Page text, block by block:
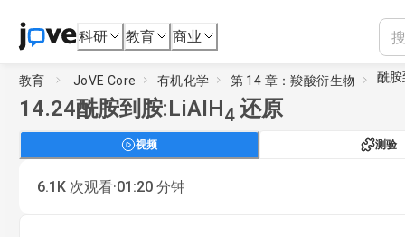
科研 教育 商业
教育 JoVE Core 有机化学 第 14 章：羧酸衍生物 酰
14.24酰胺到胺:LiAlH4 还原
视频 测验
6.1K 次观看·01:20 分钟